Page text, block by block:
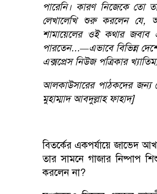
পারেনি। কারণ নিজেকে তো
লেখালেখি শুরু করলেন যে,
শামায়েলের ওই কথার জবাব
পারতেন...—এভাবে বিভিন্ন
এক্সপ্রেস নিউজ পত্রিকার
আলকাউসারের পাঠকদের জন্য
মুহাম্মাদ আবদুল্লাহ ফাহাদ]
বিতর্কের একপর্যায়ে জাভেদ
তার সামনে গাজার নিষ্পাপ
করলেন না?